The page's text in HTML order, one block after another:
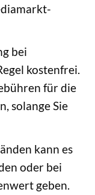
bei
kostenfrei.
für die
solange Sie
kann es
oder bei
geben.